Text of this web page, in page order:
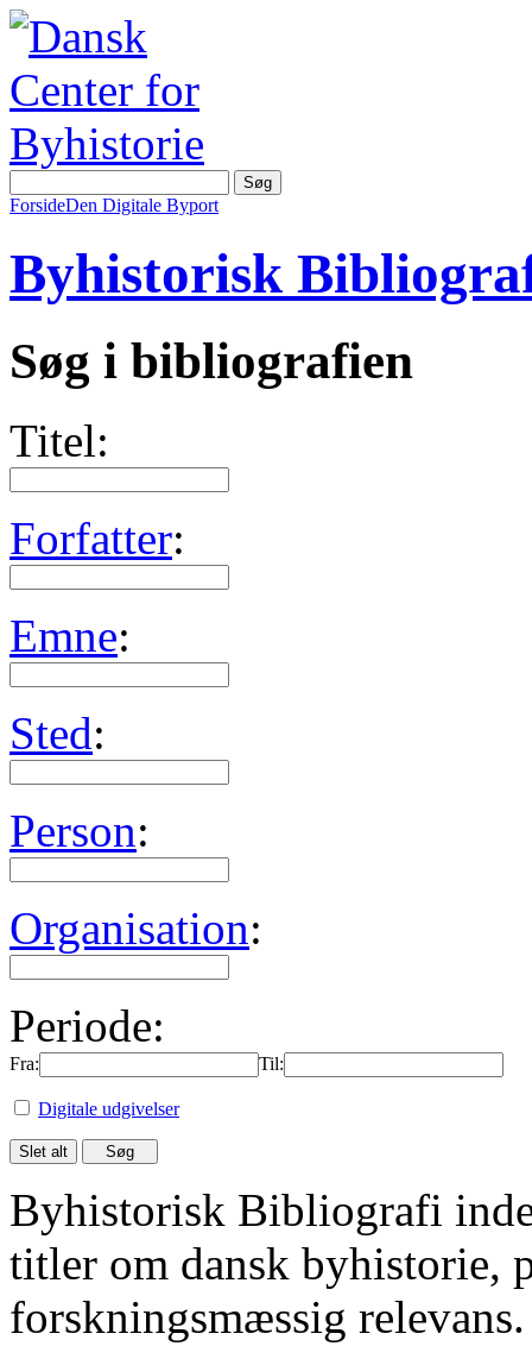
ForsideDen Digitale Byport
Byhistorisk
Søg i bibliografien
Titel:
Forfatter:
Emne:
Sted:
Person:
Organisation:
Periode:
Fra: Til:
Digitale udgivelser
Byhistorisk Bibliografi
titler om dansk byhistorie,
forskningsmæssig relevans.